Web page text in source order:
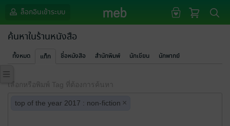
ล็อกอินเข้าระบบ
ค้นหาในร้านหนังสือ
ทั้งหมด แท็ก ชื่อหนังสือ สำนักพิมพ์ นักเขียน นักพากย์
เลือกหรือพิมพ์ Tag ที่ต้องการค้นหา
top of the year 2017 : non-fiction ×